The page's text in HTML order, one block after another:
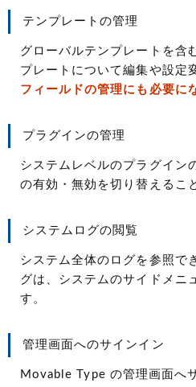
テンプレートの管理
グローバルテンプレートを含
プレートについて編集や設定
フィールドの管理にも必要に
プラグインの管理
システムレベルのプラグイン
の有効・無効を切り替えるこ
システムログの閲覧
システム全体のログを参照で
グは、システムのサイドメニ
す。
管理画面へのサインイン
Movable Type の管理画面へ